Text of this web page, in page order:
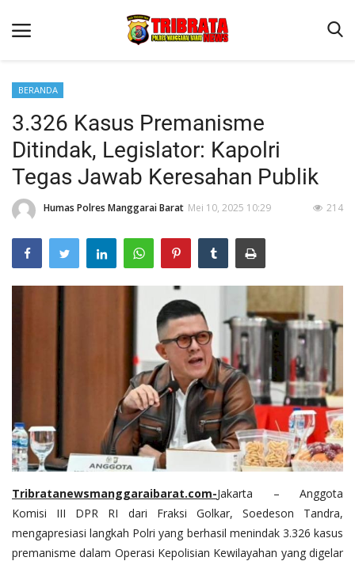
Beranda
Binkam
Terms & Conditions
Reskrim
Lantas
Polisi Kita
BERANDA
3.326 Kasus Premanisme
Ditindak, Legislator: Kapolri
Tegas Jawab Keresahan Publik
Humas Polres Manggarai Barat Mei 10, 2025 10:29 214
Tribratanewsmanggaraibarat.com-Jakarta – Anggota
Komisi III DPR RI dari Fraksi Golkar, Soedeson Tandra,
mengapresiasi langkah Polri yang berhasil menindak 3.326 kasus
premanisme dalam Operasi Kepolisian Kewilayahan yang digelar